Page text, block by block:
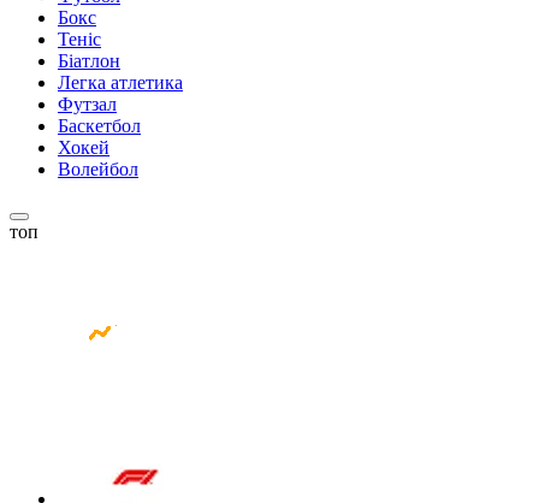
Бокс
Теніс
Біатлон
Легка атлетика
Футзал
Баскетбол
Хокей
Волейбол
топ